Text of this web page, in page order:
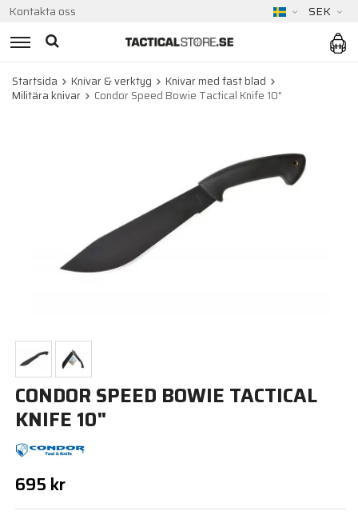
Kontakta oss SEK
Startsida Knivar & verktyg
Knivar med fast blad
Militära knivar
Condor Speed Bowie Tactical Knife 10"
CONDOR SPEED BOWIE TACTICAL
KNIFE 10"
695 kr